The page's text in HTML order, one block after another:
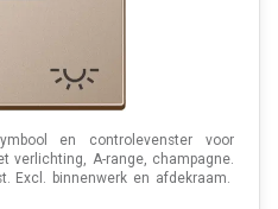
en controlevenster voor
verlichting, A-range, champagne.
Excl. binnenwerk en afdekraam.